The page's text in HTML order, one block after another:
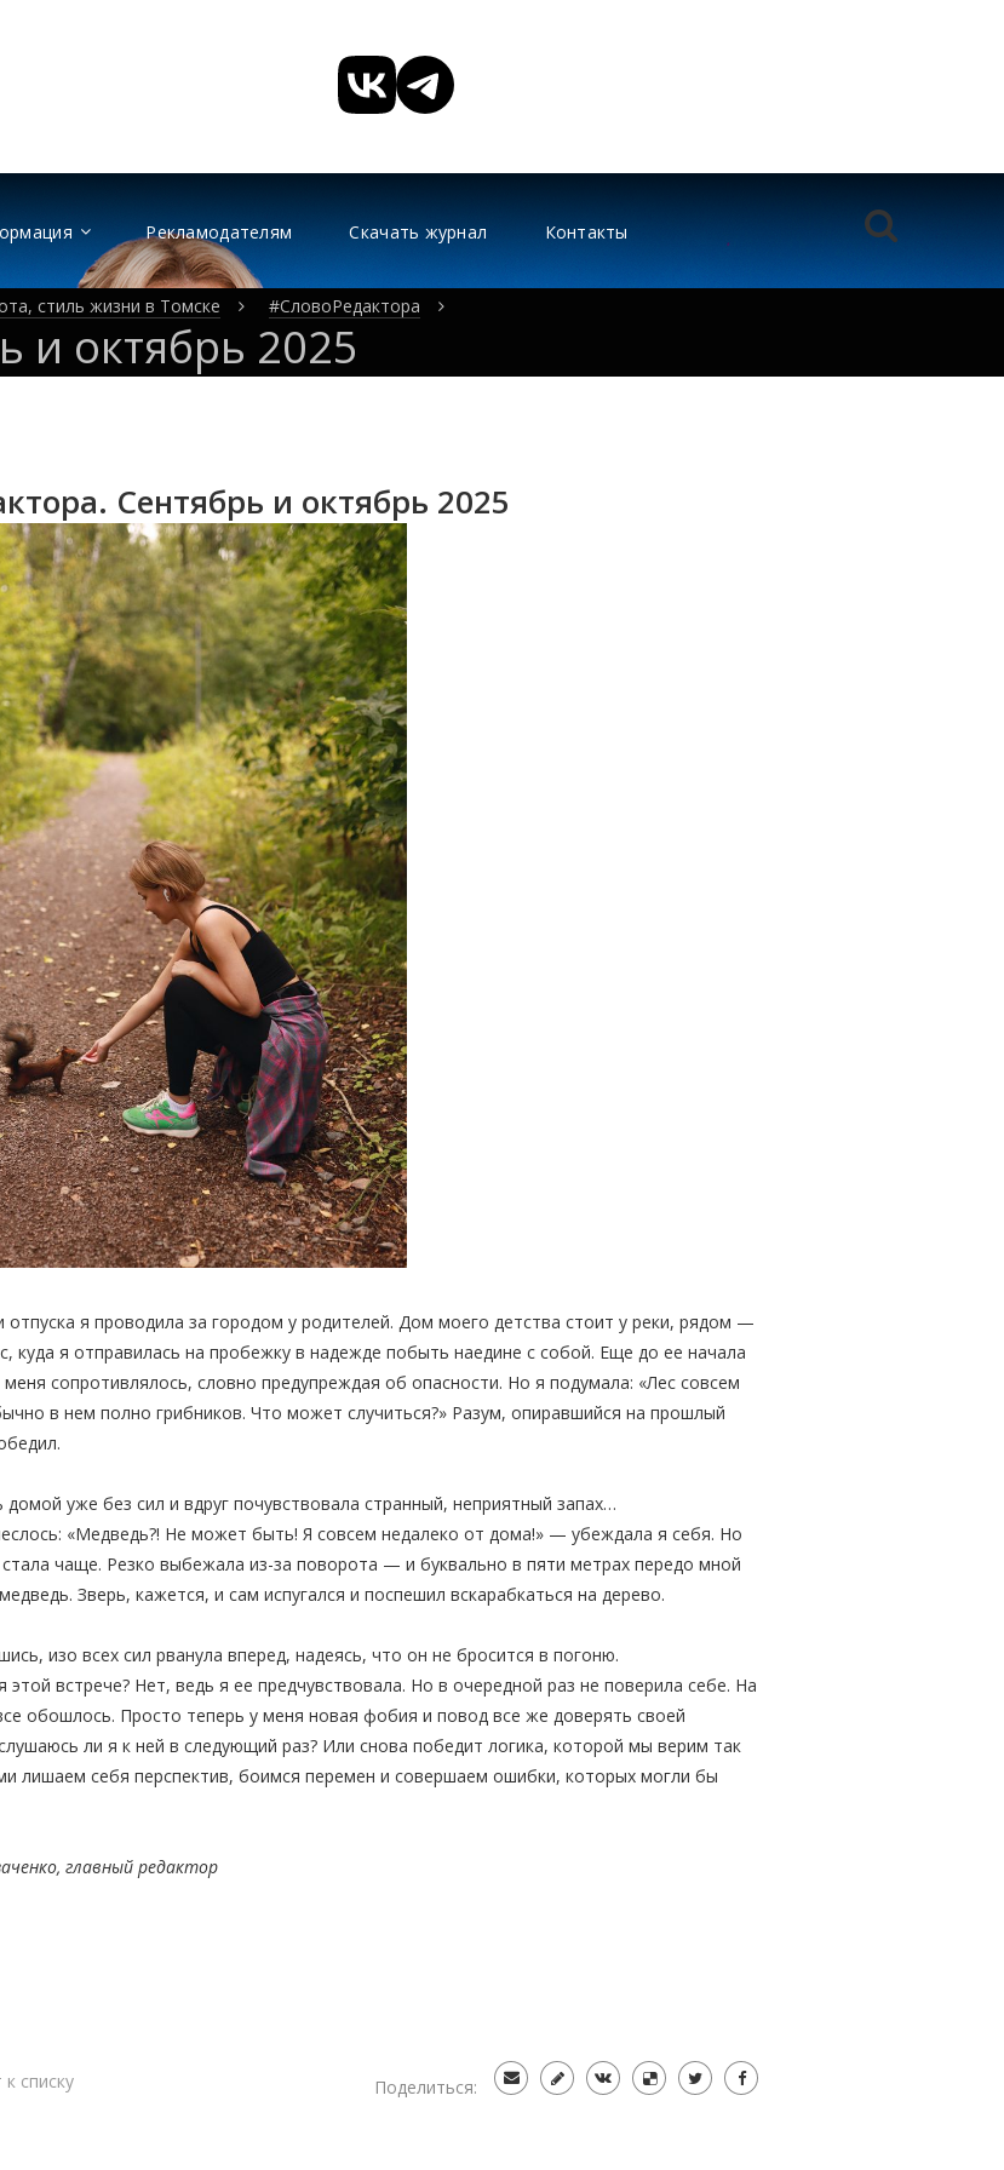
Рекламодателям Скачать журнал Контакты
стиль жизни в Томске #СловоРедактора
и октябрь 2025
Сентябрь и октябрь 2025
отпуска я проводила за городом у родителей. Дом моего детства стоит у реки, рядом —
куда я отправилась на пробежку в надежде побыть наедине с собой. Еще до ее начала
сопротивлялось, словно предупреждая об опасности. Но я подумала: «Лес совсем
в нем полно грибников. Что может случиться?» Разум, опиравшийся на прошлый
уже без сил и вдруг почувствовала странный, неприятный запах…
«Медведь?! Не может быть! Я совсем недалеко от дома!» — убеждала я себя. Но
чаще. Резко выбежала из-за поворота — и буквально в пяти метрах передо мной
Зверь, кажется, и сам испугался и поспешил вскарабкаться на дерево.
изо всех сил рванула вперед, надеясь, что он не бросится в погоню.
этой встрече? Нет, ведь я ее предчувствовала. Но в очередной раз не поверила себе. На
обошлось. Просто теперь у меня новая фобия и повод все же доверять своей
ли я к ней в следующий раз? Или снова победит логика, которой мы верим так
лишаем себя перспектив, боимся перемен и совершаем ошибки, которых могли бы
главный редактор
Поделиться:
списку